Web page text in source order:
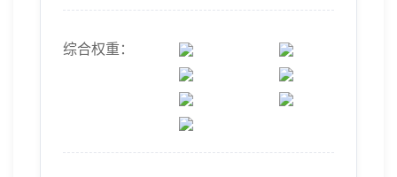
综合权重：